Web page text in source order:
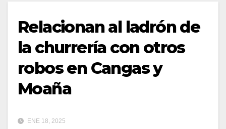
Relacionan al ladrón de
la churrería con otros
robos en Cangas y
Moaña
ENE 18, 2025